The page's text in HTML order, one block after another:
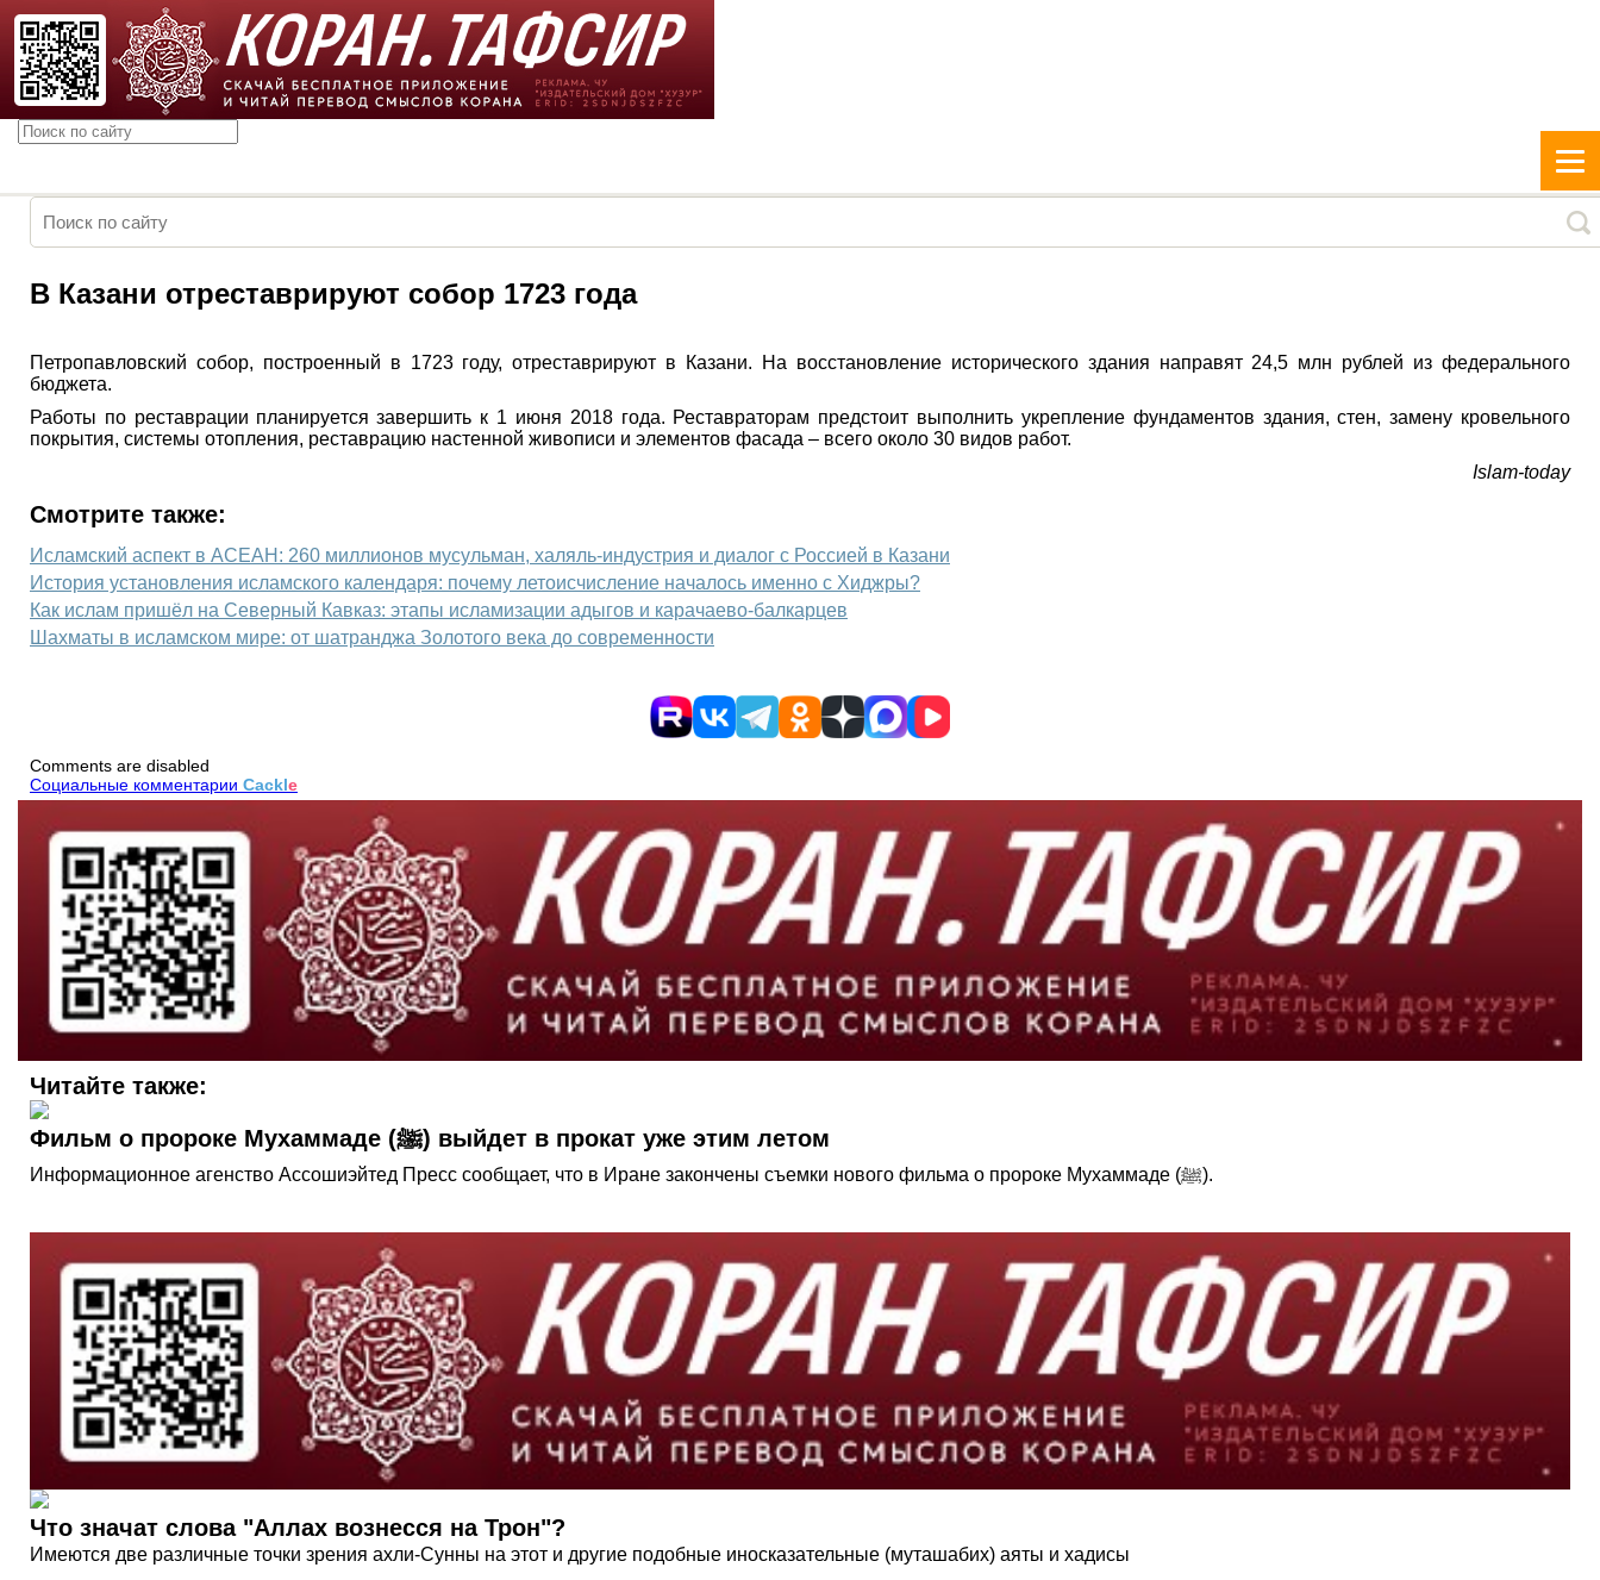
В Казани отреставрируют собор 1723 года
Петропавловский собор, построенный в 1723 году, отреставрируют в Казани. На восстановление исторического здания направят 24,5 млн рублей из федерального
бюджета.
Работы по реставрации планируется завершить к 1 июня 2018 года. Реставраторам предстоит выполнить укрепление фундаментов здания, стен, замену кровельного
покрытия, системы отопления, реставрацию настенной живописи и элементов фасада – всего около 30 видов работ.
Islam-today
Смотрите также:
Исламский аспект в АСЕАН: 260 миллионов мусульман, халяль-индустрия и диалог с Россией в Казани
История установления исламского календаря: почему летоисчисление началось именно с Хиджры?
Как ислам пришёл на Северный Кавказ: этапы исламизации адыгов и карачаево‑балкарцев
Шахматы в исламском мире: от шатранджа Золотого века до современности
Comments are disabled
Социальные комментарии Cackle
Читайте также:
Фильм о пророке Мухаммаде (ﷺ) выйдет в прокат уже этим летом
Информационное агенство Ассошиэйтед Пресс сообщает, что в Иране закончены съемки нового фильма о пророке Мухаммаде (ﷺ).
Что значат слова "Аллах вознесся на Трон"?
Имеются две различные точки зрения ахли-Сунны на этот и другие подобные иносказательные (муташабих) аяты и хадисы